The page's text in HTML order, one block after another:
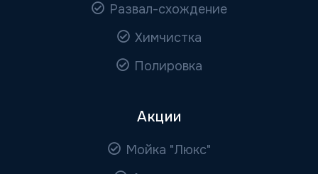
Развал-схождение
Химчистка
Полировка
Акции
Мойка "Люкс"